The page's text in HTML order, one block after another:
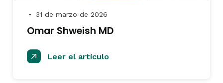
● 31 de marzo de 2026
Omar Shweish MD
Leer el artículo